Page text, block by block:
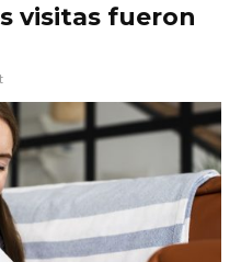
visitas fueron